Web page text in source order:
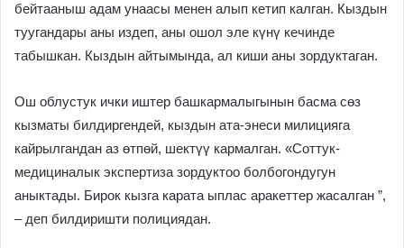
бейтааныш адам унаасы менен алып кетип калган. Кыздын
туугандары аны издеп, аны ошол эле күнү кечинде
табышкан. Кыздын айтымында, ал киши аны зордуктаган.
Ош облустук ички иштер башкармалыгынын басма сөз
кызматы билдиргендей, кыздын ата-энеси милицияга
кайрылгандан аз өтпөй, шектүү кармалган. «Соттук-
медициналык экспертиза зордуктоо болбогондугун
аныктады. Бирок кызга карата ыплас аракеттер жасалган ”,
– деп билдиришти полициядан.